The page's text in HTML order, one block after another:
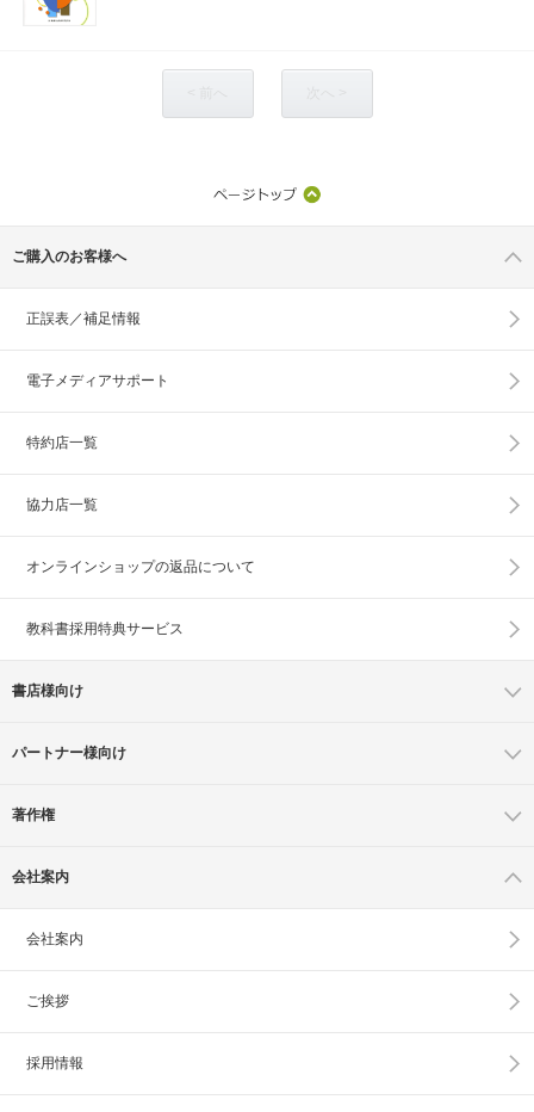
ご購入のお客様へ
正誤表／補足情報
電子メディアサポート
特約店一覧
協力店一覧
オンラインショップの返品について
教科書採用特典サービス
書店様向け
パートナー様向け
著作権
会社案内
会社案内
ご挨拶
採用情報